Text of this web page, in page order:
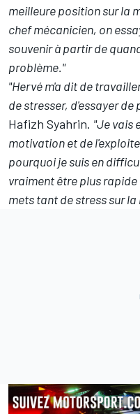
meilleure position sur la
chef mécanicien, on
souvenir à partir de
problème."
"Hervé m'a dit de
de stresser, d'essayer de
Hafizh Syahrin. "Je vais
motivation et de
pourquoi je suis en
vraiment être plus
mets tant de stress sur